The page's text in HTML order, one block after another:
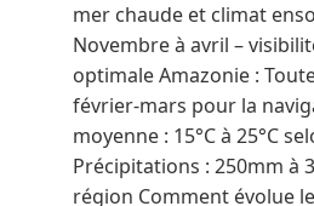
mer chaude et climat
Novembre à avril –
optimale Amazonie :
février-mars pour la
moyenne : 15°C à 25°C
Précipitations : 250mm à
région Comment évolue